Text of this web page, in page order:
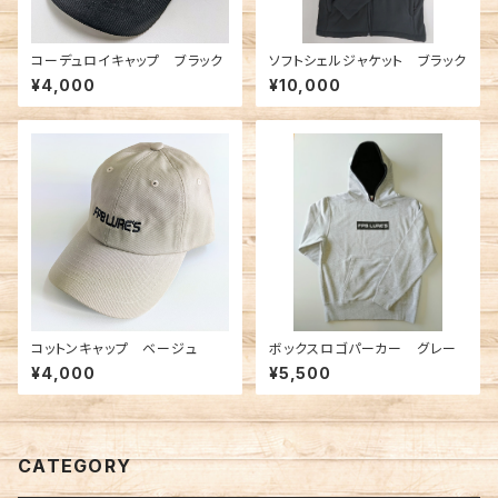
コーデュロイキャップ ブラック
¥4,000
ソフトシェルジャケット ブラック
¥10,000
コットンキャップ ベージュ
¥4,000
ボックスロゴパーカー グレー
¥5,500
CATEGORY